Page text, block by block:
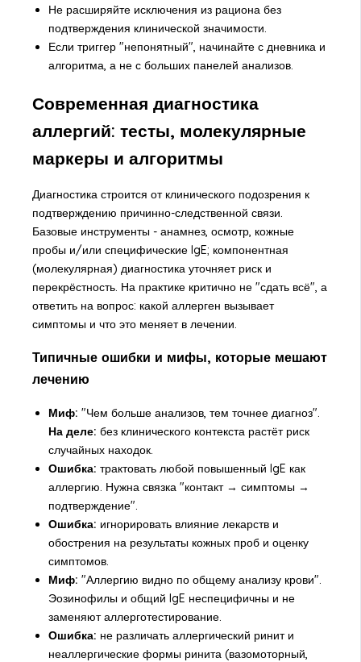
Не расширяйте исключения из рациона без
подтверждения клинической значимости.
Если триггер "непонятный", начинайте с дневника и
алгоритма, а не с больших панелей анализов.
Современная диагностика
аллергий: тесты, молекулярные
маркеры и алгоритмы
Диагностика строится от клинического подозрения к
подтверждению причинно-следственной связи.
Базовые инструменты - анамнез, осмотр, кожные
пробы и/или специфические IgE; компонентная
(молекулярная) диагностика уточняет риск и
перекрёстность. На практике критично не "сдать всё", а
ответить на вопрос: какой аллерген вызывает
симптомы и что это меняет в лечении.
Типичные ошибки и мифы, которые мешают
лечению
Миф: "Чем больше анализов, тем точнее диагноз".
На деле: без клинического контекста растёт риск
случайных находок.
Ошибка: трактовать любой повышенный IgE как
аллергию. Нужна связка "контакт → симптомы →
подтверждение".
Ошибка: игнорировать влияние лекарств и
обострения на результаты кожных проб и оценку
симптомов.
Миф: "Аллергию видно по общему анализу крови".
Эозинофилы и общий IgE неспецифичны и не
заменяют аллерготестирование.
Ошибка: не различать аллергический ринит и
неаллергические формы ринита (вазомоторный,